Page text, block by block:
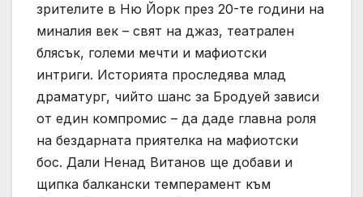
зрителите в Ню Йорк през 20-те години на
миналия век – свят на джаз, театрален
блясък, големи мечти и мафиотски
интриги. Историята проследява млад
драматург, чийто шанс за Бродуей зависи
от един компромис – да даде главна роля
на бездарната приятелка на мафиотски
бос. Дали Ненад Витанов ще добави и
щипка балкански темперамент към